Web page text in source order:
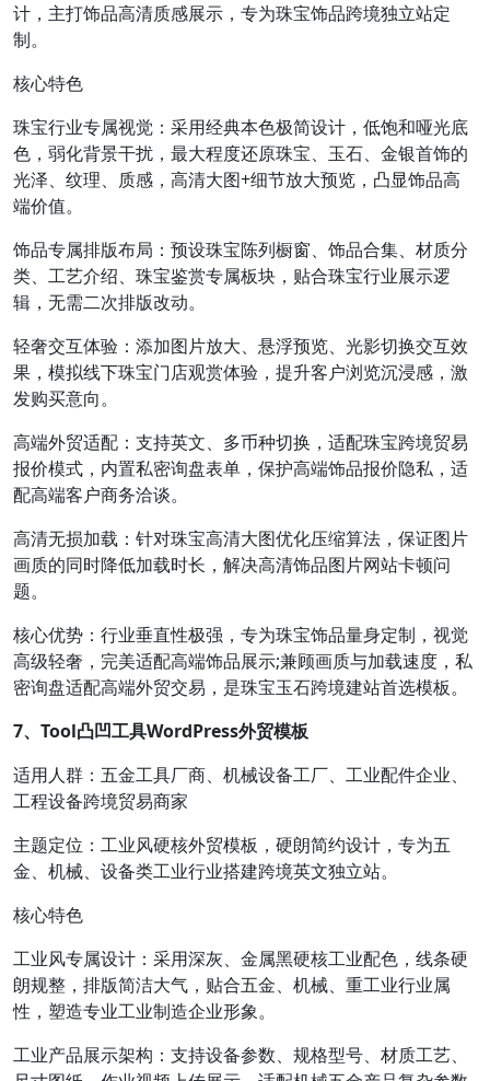
计，主打饰品高清质感展示，专为珠宝饰品跨境独立站定
制。
核心特色
珠宝行业专属视觉：采用经典本色极简设计，低饱和哑光底
色，弱化背景干扰，最大程度还原珠宝、玉石、金银首饰的
光泽、纹理、质感，高清大图+细节放大预览，凸显饰品高
端价值。
饰品专属排版布局：预设珠宝陈列橱窗、饰品合集、材质分
类、工艺介绍、珠宝鉴赏专属板块，贴合珠宝行业展示逻
辑，无需二次排版改动。
轻奢交互体验：添加图片放大、悬浮预览、光影切换交互效
果，模拟线下珠宝门店观赏体验，提升客户浏览沉浸感，激
发购买意向。
高端外贸适配：支持英文、多币种切换，适配珠宝跨境贸易
报价模式，内置私密询盘表单，保护高端饰品报价隐私，适
配高端客户商务洽谈。
高清无损加载：针对珠宝高清大图优化压缩算法，保证图片
画质的同时降低加载时长，解决高清饰品图片网站卡顿问
题。
核心优势：行业垂直性极强，专为珠宝饰品量身定制，视觉
高级轻奢，完美适配高端饰品展示;兼顾画质与加载速度，私
密询盘适配高端外贸交易，是珠宝玉石跨境建站首选模板。
7、Tool凸凹工具WordPress外贸模板
适用人群：五金工具厂商、机械设备工厂、工业配件企业、
工程设备跨境贸易商家
主题定位：工业风硬核外贸模板，硬朗简约设计，专为五
金、机械、设备类工业行业搭建跨境英文独立站。
核心特色
工业风专属设计：采用深灰、金属黑硬核工业配色，线条硬
朗规整，排版简洁大气，贴合五金、机械、重工业行业属
性，塑造专业工业制造企业形象。
工业产品展示架构：支持设备参数、规格型号、材质工艺、